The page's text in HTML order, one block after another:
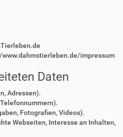
impressum
Daten
Adressen).
Fotografien, Videos).
Webseiten, Interesse an Inhalten,